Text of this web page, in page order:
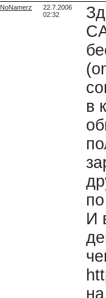
NoNamerz
22.7.2006
02:32
в
И